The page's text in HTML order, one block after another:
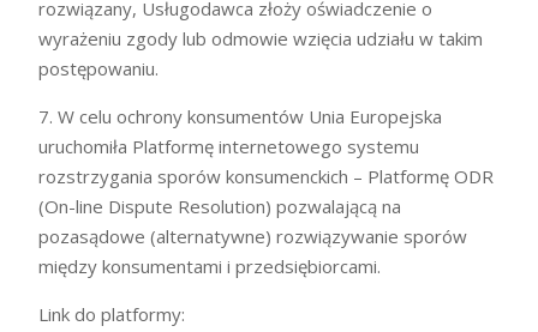
rozwiązany, Usługodawca złoży oświadczenie o
wyrażeniu zgody lub odmowie wzięcia udziału w takim
postępowaniu.
7. W celu ochrony konsumentów Unia Europejska
uruchomiła Platformę internetowego systemu
rozstrzygania sporów konsumenckich – Platformę ODR
(On-line Dispute Resolution) pozwalającą na
pozasądowe (alternatywne) rozwiązywanie sporów
między konsumentami i przedsiębiorcami.
Link do platformy: